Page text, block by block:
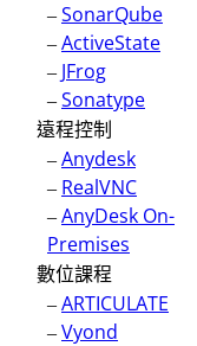
–SonarQube
–ActiveState
– JFrog
–Sonatype
遠程控制
–Anydesk
– RealVNC
–AnyDesk On-
Premises
數位課程
–ARTICULATE
–Vyond